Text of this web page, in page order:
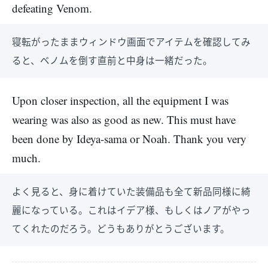
defeating Venom.
寝転がったままウィンドウ画面でアイテムを確認してみ
ると、ベノムを倒す直前と中身は一緒だった。
Upon closer inspection, all the equipment I was
wearing was also as good as new. This must have
been done by Ideya-sama or Noah. Thank you very
much.
よく見ると、身に着けていた装備品も全て新品同様に綺
麗になっている。これはイデア様、もしくはノアがやっ
てくれたのだろう。どうもありがとうございます。